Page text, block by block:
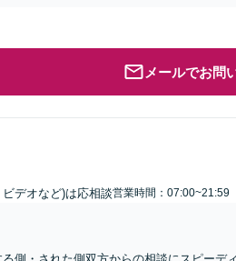
メールでお問
デオなど)は応相談営業時間：07:00~21:59